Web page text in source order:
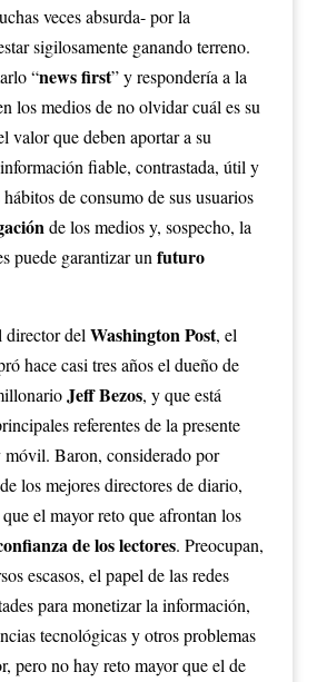
veces absurda- por la
sigilosamente ganando terreno.
“news first” y respondería a la
los medios de no olvidar cuál es su
valor que deben aportar a su
fiable, contrastada, útil y
de consumo de sus usuarios
de los medios y, sospecho, la
puede garantizar un futuro
director del Washington Post, el
hace casi tres años el dueño de
Jeff Bezos, y que está
referentes de la presente
Baron, considerado por
los mejores directores de diario,
el mayor reto que afrontan los
de los lectores. Preocupan,
escasos, el papel de las redes
para monetizar la información,
tecnológicas y otros problemas
pero no hay reto mayor que el de